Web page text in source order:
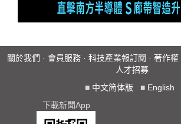
關於我們 · 會員服務 · 科技產業報訂閱 · 著作權
人才招募
■ 中文简体版 ■ English
下載新聞App